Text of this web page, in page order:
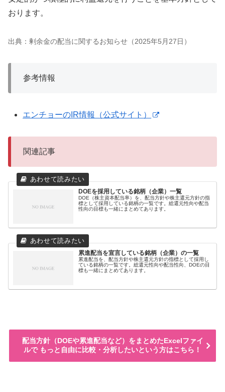
おります。
出典：剰余金の配当に関するお知らせ（2025年5月27日）
参考情報
エンチョーのIR情報（公式サイト）
関連記事
DOEを採用している銘柄（企業）一覧
DOE（株主資本配当率）を、配当方針や株主還元方針の指
標として採用している銘柄の一覧です。総還元性向や配当
性向の目標も一緒にまとめてあります。
累進配当を宣言している銘柄（企業）の一覧
累進配当を、配当方針や株主還元方針の指標として採用し
ている銘柄の一覧です。総還元性向や配当性向、DOEの目
標も一緒にまとめてあります。
配当方針（DOEや累進配当など）をまとめたExcelファイ
ルで もっと自由に比較・分析したいという方はこちら！